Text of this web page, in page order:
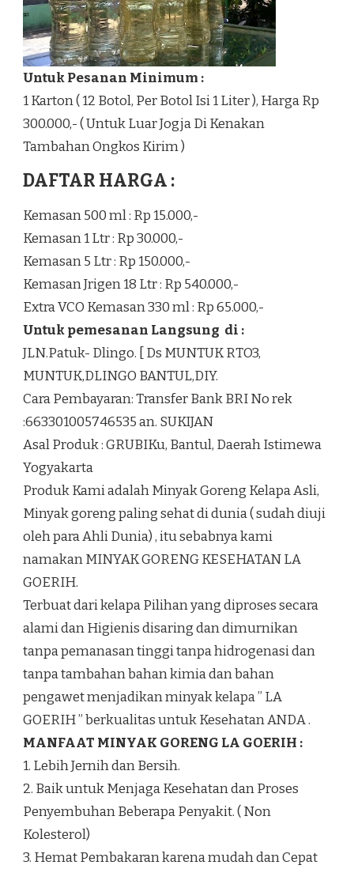
Untuk Pesanan Minimum :
1 Karton ( 12 Botol, Per Botol Isi 1 Liter ), Harga Rp
300.000,- ( Untuk Luar Jogja Di Kenakan
Tambahan Ongkos Kirim )
DAFTAR HARGA :
Kemasan 500 ml : Rp 15.000,-
Kemasan 1 Ltr : Rp 30.000,-
Kemasan 5 Ltr : Rp 150.000,-
Kemasan Jrigen 18 Ltr : Rp 540.000,-
Extra VCO Kemasan 330 ml : Rp 65.000,-
Untuk pemesanan Langsung di :
JLN.Patuk- Dlingo. [ Ds MUNTUK RTO3,
MUNTUK,DLINGO BANTUL,DIY.
Cara Pembayaran: Transfer Bank BRI No rek
:663301005746535 an. SUKIJAN
Asal Produk : GRUBIKu, Bantul, Daerah Istimewa
Yogyakarta
Produk Kami adalah Minyak Goreng Kelapa Asli,
Minyak goreng paling sehat di dunia ( sudah diuji
oleh para Ahli Dunia) , itu sebabnya kami
namakan MINYAK GORENG KESEHATAN LA
GOERIH.
Terbuat dari kelapa Pilihan yang diproses secara
alami dan Higienis disaring dan dimurnikan
tanpa pemanasan tinggi tanpa hidrogenasi dan
tanpa tambahan bahan kimia dan bahan
pengawet menjadikan minyak kelapa ” LA
GOERIH ” berkualitas untuk Kesehatan ANDA .
MANFAAT MINYAK GORENG LA GOERIH :
1. Lebih Jernih dan Bersih.
2. Baik untuk Menjaga Kesehatan dan Proses
Penyembuhan Beberapa Penyakit. ( Non
Kolesterol)
3. Hemat Pembakaran karena mudah dan Cepat